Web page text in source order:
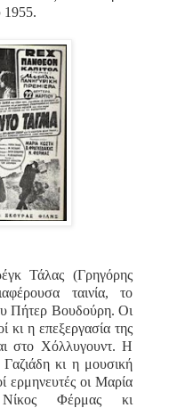
1955.
Τάλας (Γρηγόρης
ταινία, το
Πήτερ Βουδούρη. Οι
κι η επεξεργασία της
στο Χόλλυγουντ. Η
κι η μουσική
οι Μαρία
Φέρμας κι